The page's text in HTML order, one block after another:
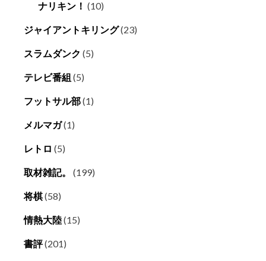
ナリキン！ (10)
ジャイアントキリング(23)
スラムダンク (5)
テレビ番組 (5)
フットサル部(1)
メルマガ(1)
レトロ (5)
取材雑記。 (199)
将棋(58)
情熱大陸(15)
書評(201)